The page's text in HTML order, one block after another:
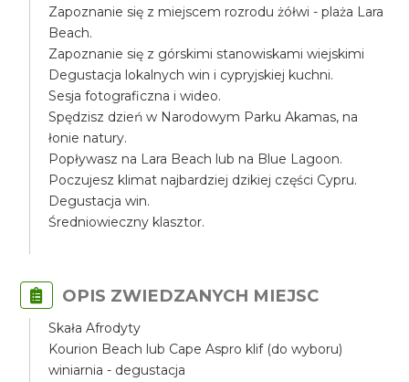
Zapoznanie się z miejscem rozrodu żółwi - plaża Lara
Beach.
Zapoznanie się z górskimi stanowiskami wiejskimi
Degustacja lokalnych win i cypryjskiej kuchni.
Sesja fotograficzna i wideo.
Spędzisz dzień w Narodowym Parku Akamas, na
łonie natury.
Popływasz na Lara Beach lub na Blue Lagoon.
Poczujesz klimat najbardziej dzikiej części Cypru.
Degustacja win.
Średniowieczny klasztor.
OPIS ZWIEDZANYCH MIEJSC
Skała Afrodyty
Kourion Beach lub Cape Aspro klif (do wyboru)
winiarnia - degustacja